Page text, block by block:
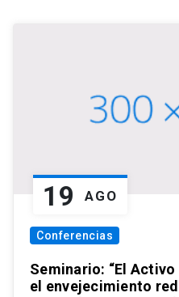
19 AGO
Conferencias
Seminario: “El
el envejecimiento